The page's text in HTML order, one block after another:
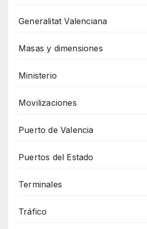
Generalitat Valenciana
Masas y dimensiones
Ministerio
Movilizaciones
Puerto de Valencia
Puertos del Estado
Terminales
Tráfico